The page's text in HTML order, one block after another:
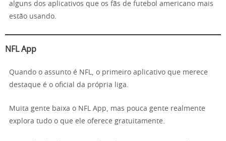
alguns dos aplicativos que os fãs de futebol americano mais
estão usando.
NFL App
Quando o assunto é NFL, o primeiro aplicativo que merece
destaque é o oficial da própria liga.
Muita gente baixa o NFL App, mas pouca gente realmente
explora tudo o que ele oferece gratuitamente.